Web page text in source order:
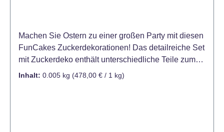
Machen Sie Ostern zu einer großen Party mit diesen
FunCakes Zuckerdekorationen! Das detailreiche Set
mit Zuckerdeko enthält unterschiedliche Teile zum
Dekorieren von österlichen Cupcakes, Torten und
Inhalt: 0.005 kg (478,00 € / 1 kg)